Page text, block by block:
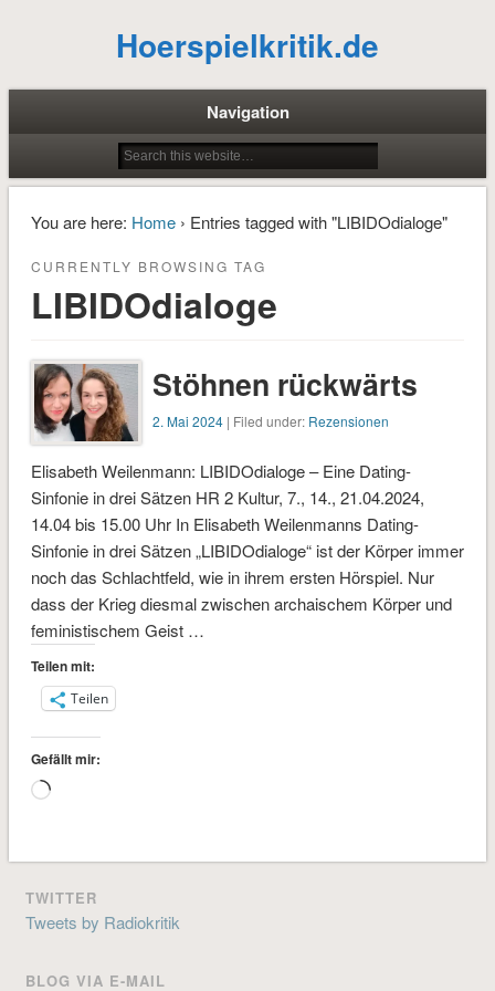
Hoerspielkritik.de
Navigation
You are here: Home› Entries tagged with "LIBIDOdialoge"
CURRENTLY BROWSING TAG
LIBIDOdialoge
Stöhnen rückwärts
2. Mai 2024 | Filed under: Rezensionen
Elisabeth Weilenmann: LIBIDOdialoge – Eine Dating-
Sinfonie in drei Sätzen HR 2 Kultur, 7., 14., 21.04.2024,
14.04 bis 15.00 Uhr In Elisabeth Weilenmanns Dating-
Sinfonie in drei Sätzen „LIBIDOdialoge“ ist der Körper immer
noch das Schlachtfeld, wie in ihrem ersten Hörspiel. Nur
dass der Krieg diesmal zwischen archaischem Körper und
feministischem Geist …
Teilen mit:
Teilen
Gefällt mir:
Wird
TWITTER
Tweets by Radiokritik
BLOG VIA E-MAIL